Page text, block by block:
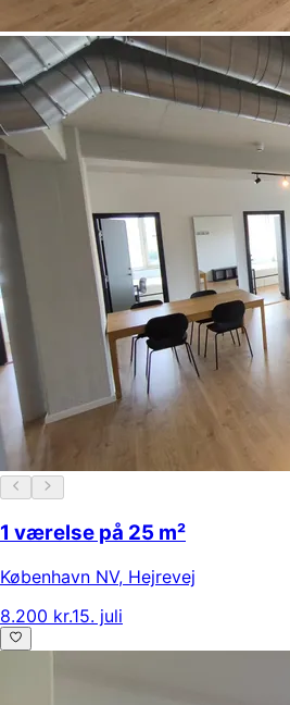
1 værelse på 25 m²
København NV, Hejrevej
8.200 kr.15. juli